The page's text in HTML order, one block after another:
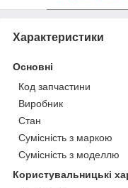
Характеристики
Основні
Код запчастини
Виробник
Стан
Сумісність з маркою
Сумісність з моделлю
Користувальницькі